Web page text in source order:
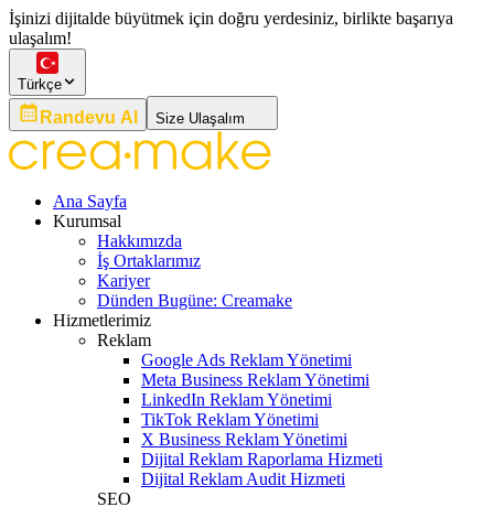
İşinizi dijitalde büyütmek için doğru yerdesiniz, birlikte başarıya
ulaşalım!
Türkçe
Randevu Al Size Ulaşalım
Ana Sayfa
Kurumsal
Hakkımızda
İş Ortaklarımız
Kariyer
Dünden Bugüne: Creamake
Hizmetlerimiz
Reklam
Google Ads Reklam Yönetimi
Meta Business Reklam Yönetimi
LinkedIn Reklam Yönetimi
TikTok Reklam Yönetimi
X Business Reklam Yönetimi
Dijital Reklam Raporlama Hizmeti
Dijital Reklam Audit Hizmeti
SEO